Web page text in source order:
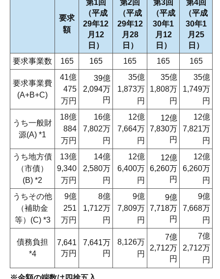
要求
額
第1回
（平成
29年12
月12
日）
第2回
（平成
29年12
月28
日）
第3回
（平成
30年1
月12
日）
第4回
（平成
30年1
月25
日）
要求事業数
165 165 165 165 165
要求事業費
(A+B+C)
41億
475
万円
39億
2,094万
円
35億
1,873万
円
35億
1,808万
円
35億
1,749万
円
うち一般財
源(A) *1
18億
884
万円
16億
7,802万
円
12億
7,664万
円
12億
7,830万
円
12億
7,821万
円
うち地方債
（市債）
(B) *2
13億
9,340
万円
14億
2,580万
円
12億
6,400万
円
12億
6,260万
円
12億
6,260万
円
うちその他
（補助金
等）(C) *3
9億
251
万円
8億
1,712万
円
9億
7,809万
円
9億
7,718万
円
9億
7,668万
円
債務負担
*4
7,641
万円
7,641万
円
8,126万
円
7億
2,712万
円
7億
2,712万
円